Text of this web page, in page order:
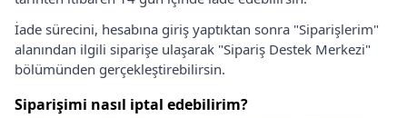
İade sürecini, hesabına giriş yaptıktan sonra "Siparişlerim"
alanından ilgili siparişe ulaşarak "Sipariş Destek Merkezi"
bölümünden gerçekleştirebilirsin.
Siparişimi nasıl iptal edebilirim?